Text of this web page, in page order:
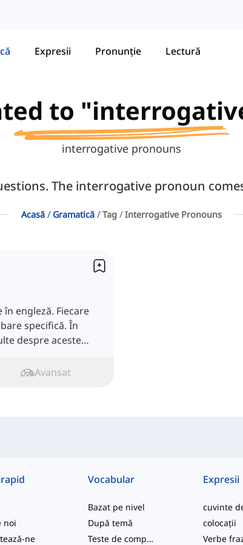
Expresii Pronunție Lectură
to
interrogative pronouns
The interrogative pronoun
Acasă Gramatică Tag Interrogative Pronouns
engleză. Fiecare
specifică. În
despre aceste
Avansat
noi
ne
Vocabular
Bazat pe nivel
După temă
Teste de competență
Expresii
colocații
Verbe